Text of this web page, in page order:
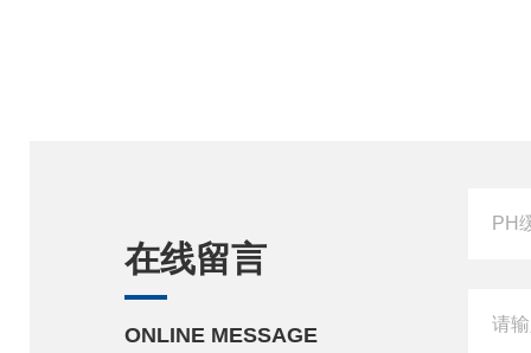
在线留言
ONLINE MESSAGE